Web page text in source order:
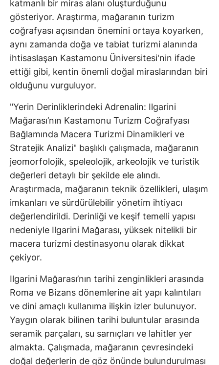
katmanlı bir miras alanı oluşturduğunu
gösteriyor. Araştırma, mağaranın turizm
coğrafyası açısından önemini ortaya koyarken,
aynı zamanda doğa ve tabiat turizmi alanında
ihtisaslaşan Kastamonu Üniversitesi'nin ifade
ettiği gibi, kentin önemli doğal miraslarından biri
olduğunu vurguluyor.
"Yerin Derinliklerindeki Adrenalin: Ilgarini
Mağarası’nın Kastamonu Turizm Coğrafyası
Bağlamında Macera Turizmi Dinamikleri ve
Stratejik Analizi" başlıklı çalışmada, mağaranın
jeomorfolojik, speleolojik, arkeolojik ve turistik
değerleri detaylı bir şekilde ele alındı.
Araştırmada, mağaranın teknik özellikleri, ulaşım
imkanları ve sürdürülebilir yönetim ihtiyacı
değerlendirildi. Derinliği ve keşif temelli yapısı
nedeniyle Ilgarini Mağarası, yüksek nitelikli bir
macera turizmi destinasyonu olarak dikkat
çekiyor.
Ilgarini Mağarası’nın tarihi zenginlikleri arasında
Roma ve Bizans dönemlerine ait yapı kalıntıları
ve dini amaçlı kullanıma ilişkin izler bulunuyor.
Yaygın olarak bilinen tarihi buluntular arasında
seramik parçaları, su sarnıçları ve lahitler yer
almakta. Çalışmada, mağaranın çevresindeki
doğal değerlerin de göz önünde bulundurulması